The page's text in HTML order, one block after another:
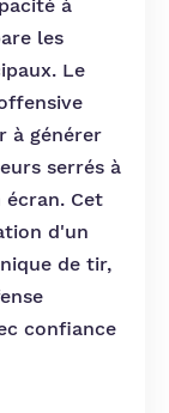
à
les
Le
à générer
serrés à
écran. Cet
d'un
de tir,
confiance